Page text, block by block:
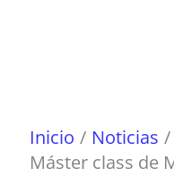
Inicio
Noticias
Máster class de